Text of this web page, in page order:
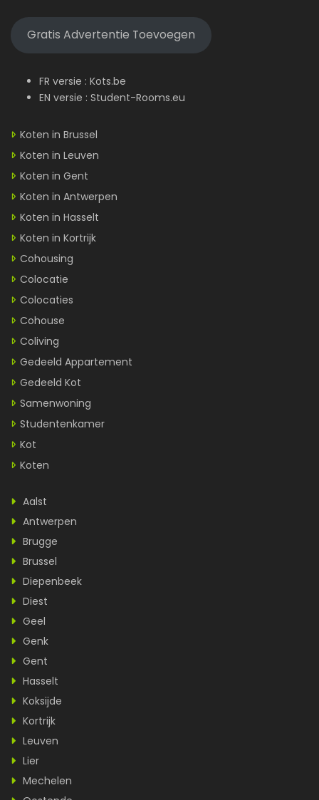
Gratis Advertentie Toevoegen
FR versie : Kots.be
EN versie : Student-Rooms.eu
Koten in Brussel
Koten in Leuven
Koten in Gent
Koten in Antwerpen
Koten in Hasselt
Koten in Kortrijk
Cohousing
Colocatie
Colocaties
Cohouse
Coliving
Gedeeld Appartement
Gedeeld Kot
Samenwoning
Studentenkamer
Kot
Koten
Aalst
Antwerpen
Brugge
Brussel
Diepenbeek
Diest
Geel
Genk
Gent
Hasselt
Koksijde
Kortrijk
Leuven
Lier
Mechelen